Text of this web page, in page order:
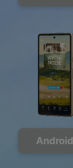
Android